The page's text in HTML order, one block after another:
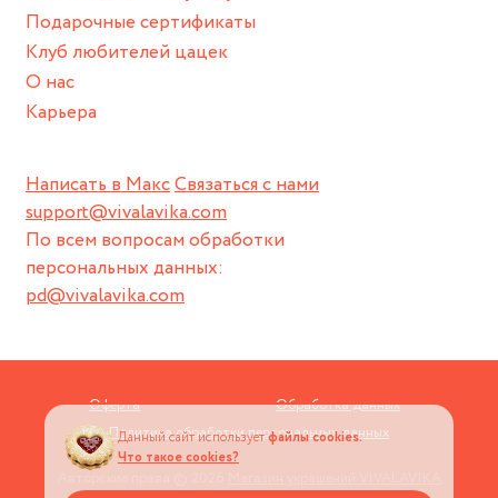
Написать в МаксСвязаться с нами
support@vivalavika.com
По всем вопросам обработки
персональных данных:
pd@vivalavika.com
Подарочные сертификаты
Клуб любителей цацек
О нас
Карьера
Оферта
Обработка данных
Политика обработки персональных данных
Данный сайт используетфайлы cookies.
Что такое cookies?